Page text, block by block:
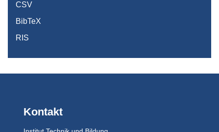
CSV
BibTeX
RIS
Kontakt